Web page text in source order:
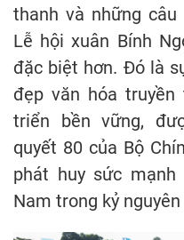
thanh và những câu
Lễ hội xuân Bính
đặc biệt hơn. Đó là
đẹp văn hóa
triển bền vững,
quyết 80 của Bộ
phát huy sức
Nam trong kỷ